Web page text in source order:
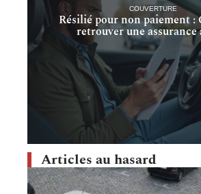
COUVERTURE
Résilié pour non paiement :
retrouver une assurance
Articles au hasard